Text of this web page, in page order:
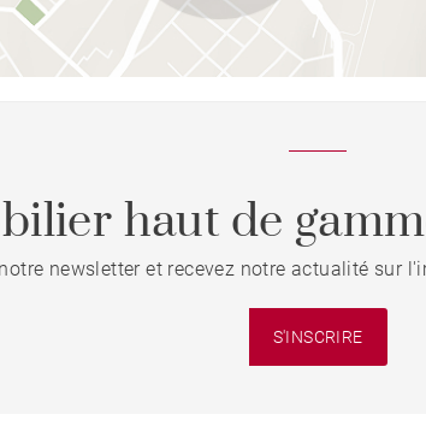
haut de
newsletter et recevez notre actualité sur
S'INSCRIRE